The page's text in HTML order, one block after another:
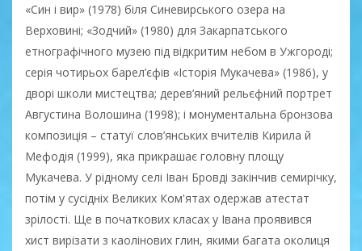
«Син і вир» (1978) біля Синевирського озера на
Верховині; «Зодчий» (1980) для Закарпатського
етнографічного музею під відкритим небом в Ужгороді;
серія чотирьох барел’єфів «Історія Мукачева» (1986), у
дворі школи мистецтва; дерев’яний рельєфний портрет
Августина Волошина (1998); і монументальна бронзова
композиція – статуї слов’янських вчителів Кирила й
Мефодія (1999), яка прикрашає головну площу
Мукачева. У рідному селі Іван Бровді закінчив семирічку,
потім у сусідніх Великих Ком'ятах одержав атестат
зрілості. Ще в початкових класах у Івана проявився
хист вирізати з каолінових глин, якими багата околиця